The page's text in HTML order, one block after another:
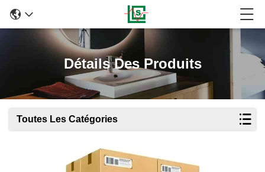
Détails Des Produits
Toutes Les Catégories